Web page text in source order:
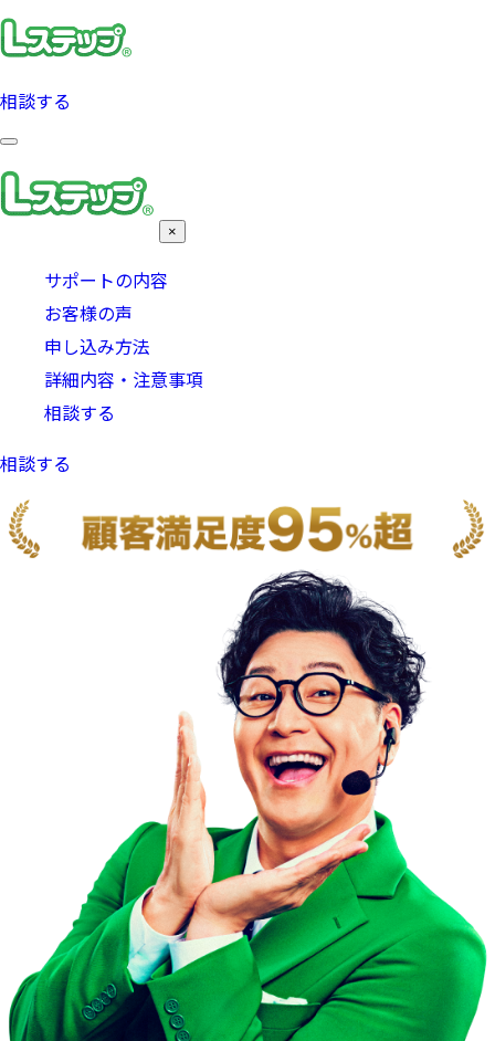
相談する
×
サポートの内容
お客様の声
申し込み方法
詳細内容・注意事項
相談する
相談する